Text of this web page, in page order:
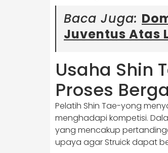
Baca Juga:
Juventus Atas
Usaha Shin
Proses
Pelatih Shin Tae-yong
menghadapi kompetisi.
yang mencakup
upaya agar Struick dapat